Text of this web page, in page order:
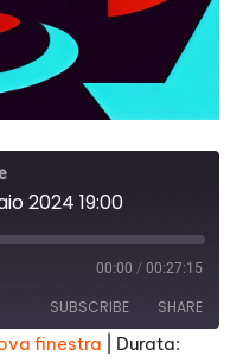
2024 19:00
00:00 / 00:27:15
SUBSCRIBE SHARE
finestra
Durata: